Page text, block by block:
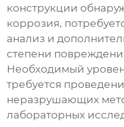
конструкции
коррозия,
анализ и
степени
Необходимый
требуется
неразрушающих
лабораторных